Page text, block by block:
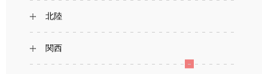
北陸
関西